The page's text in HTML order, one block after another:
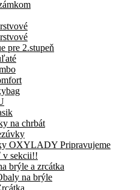
pre 2.stupeň
na chrbát
OXYLADY Pripravujeme
v sekcii!!
brýle a zrcátka
na brýle